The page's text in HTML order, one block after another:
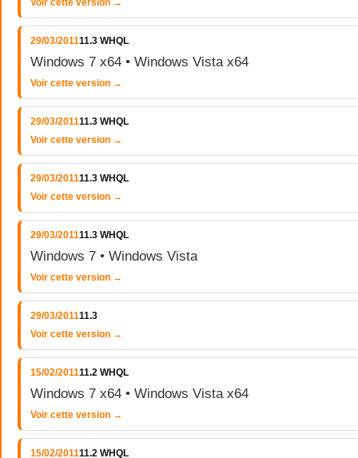
Voir cette version →
29/03/201111.3 WHQL
Windows 7 x64 • Windows Vista x64
Voir cette version →
29/03/201111.3 WHQL
Voir cette version →
29/03/201111.3 WHQL
Voir cette version →
29/03/201111.3 WHQL
Windows 7 • Windows Vista
Voir cette version →
29/03/201111.3
Voir cette version →
15/02/201111.2 WHQL
Windows 7 x64 • Windows Vista x64
Voir cette version →
15/02/201111.2 WHQL